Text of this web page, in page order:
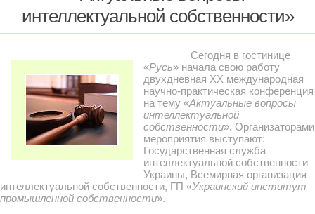
интеллектуальной собственности»
Сегодня в гостинице
«Русь» начала свою работу
двухдневная XX международная
научно-практическая конференция
на тему «Актуальные вопросы
интеллектуальной
собственности». Организаторами
мероприятия выступают:
Государственная служба
интеллектуальной собственности
Украины, Всемирная организация
интеллектуальной собственности, ГП «Украинский институт
промышленной собственности».